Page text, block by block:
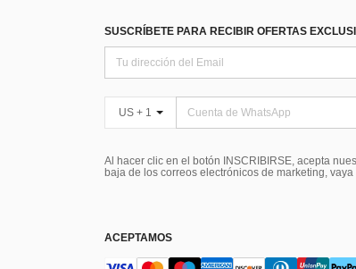
SUSCRÍBETE PARA RECIBIR OFERTAS
US + 1
Al hacer clic en el botón INSCRIBIRSE, acepta
baja de los correos electrónicos de marketing, vaya
ACEPTAMOS